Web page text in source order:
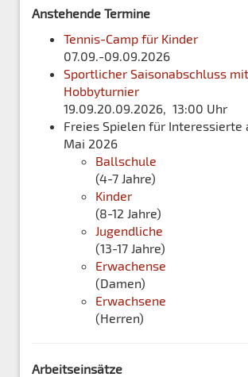
Anstehende Termine
Tennis-Camp für Kinder
07.09.-09.09.2026
Sportlicher Saisonabschluss mit
Hobbyturnier
19.09.20.09.2026, 13:00 Uhr
Freies Spielen für Interessierte
Mai 2026
Ballschule
(4-7 Jahre)
Kinder
(8-12 Jahre)
Jugendliche
(13-17 Jahre)
Erwachense
(Damen)
Erwachsene
(Herren)
Arbeitseinsätze